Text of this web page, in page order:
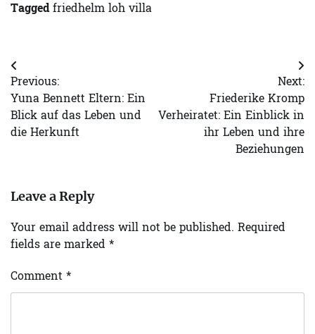
Taggedfriedhelm loh villa
Post
navigation
Previous:
Yuna Bennett Eltern: Ein
Blick auf das Leben und
die Herkunft
Next:
Friederike Kromp
Verheiratet: Ein Einblick in
ihr Leben und ihre
Beziehungen
Leave a Reply
Your email address will not be published. Required
fields are marked *
Comment *